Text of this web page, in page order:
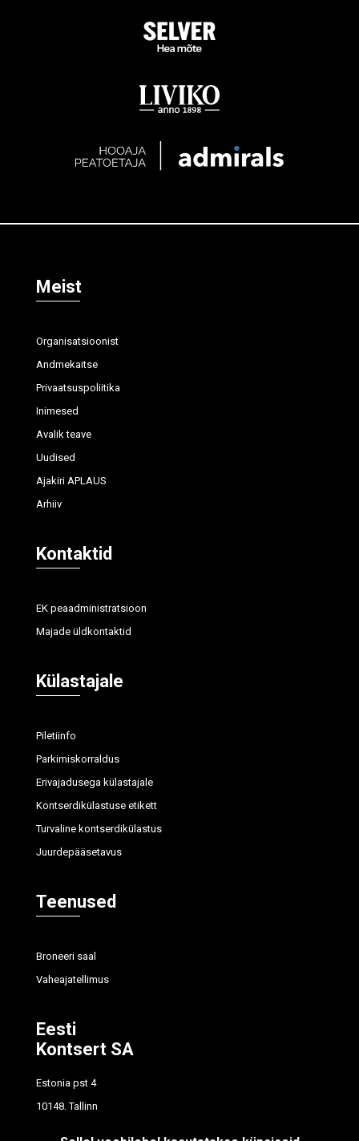
Meist
Organisatsioonist
Andmekaitse
Privaatsuspoliitika
Inimesed
Avalik teave
Uudised
Ajakiri APLAUS
Arhiiv
Kontaktid
EK peaadministratsioon
Majade üldkontaktid
Külastajale
Piletiinfo
Parkimiskorraldus
Erivajadusega külastajale
Kontserdikülastuse etikett
Turvaline kontserdikülastus
Juurdepääsetavus
Teenused
Broneeri saal
Vaheajatellimus
Eesti
Kontsert SA
Estonia pst 4
10148, Tallinn